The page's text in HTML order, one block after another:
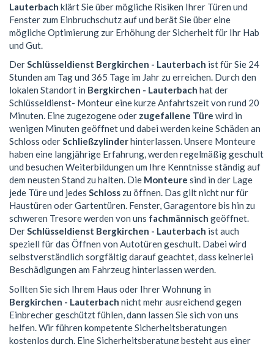
Lauterbach klärt Sie über mögliche Risiken Ihrer Türen und
Fenster zum Einbruchschutz auf und berät Sie über eine
mögliche Optimierung zur Erhöhung der Sicherheit für Ihr Hab
und Gut.
DerSchlüsseldienst Bergkirchen - Lauterbach ist für Sie 24
Stunden am Tag und 365 Tage im Jahr zu erreichen. Durch den
lokalen Standort in Bergkirchen - Lauterbach hat der
Schlüsseldienst- Monteur eine kurze Anfahrtszeit von rund 20
Minuten. Eine zugezogene oder zugefallene Türe wird in
wenigen Minuten geöffnet und dabei werden keine Schäden an
Schloss oderSchließzylinderhinterlassen. Unsere Monteure
haben eine langjährige Erfahrung, werden regelmäßig geschult
und besuchen Weiterbildungen um Ihre Kenntnisse ständig auf
dem neusten Stand zu halten. Die Monteure sind in der Lage
jede Türe und jedes Schloss zu öffnen. Das gilt nicht nur für
Haustüren oder Gartentüren. Fenster, Garagentore bis hin zu
schweren Tresore werden von uns fachmännisch geöffnet.
DerSchlüsseldienst Bergkirchen - Lauterbach ist auch
speziell für das Öffnen von Autotüren geschult. Dabei wird
selbstverständlich sorgfältig darauf geachtet, dass keinerlei
Beschädigungen am Fahrzeug hinterlassen werden.
Sollten Sie sich Ihrem Haus oder Ihrer Wohnung in
Bergkirchen - Lauterbach nicht mehr ausreichend gegen
Einbrecher geschützt fühlen, dann lassen Sie sich von uns
helfen. Wir führen kompetente Sicherheitsberatungen
kostenlos durch. Eine Sicherheitsberatung besteht aus einer